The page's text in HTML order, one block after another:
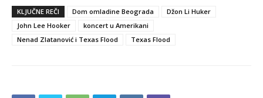
KLJUČNE REČI Dom omladine Beograda
Džon Li Huker
John Lee Hooker
koncert u Amerikani
Nenad Zlatanović i Texas Flood
Texas Flood